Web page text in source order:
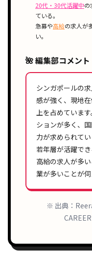
20代・30代活躍中の
ている。
急募や高給の求人が
い。
🌺 編集部コメント
シンガポールの求
感が強く、 現地
上を占めていま
ションが多く、
力が求められてい
若年層が活躍でき
高給の求人が多
業が多いことが伺
※ 出典：